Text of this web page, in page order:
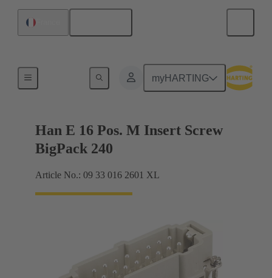
myHARTING
Intensités jusqu'à 16 A
Han E 16 Pos. M Insert Screw
BigPack 240
Article No.: 09 33 016 2601 XL